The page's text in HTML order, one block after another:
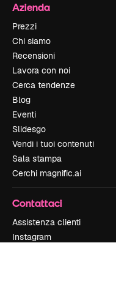
Azienda
Prezzi
Chi siamo
Recensioni
Lavora con noi
Cerca tendenze
Blog
Eventi
Slidesgo
Vendi i tuoi contenuti
Sala stampa
Cerchi magnific.ai
Contattaci
Assistenza clienti
Instagram